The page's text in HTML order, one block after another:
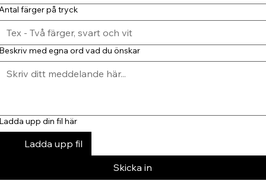
färger på tryck
med egna ord vad du önskar
upp din fil här
Ladda upp fil
Skicka in